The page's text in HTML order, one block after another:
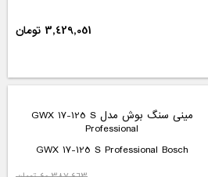
مینی فرز بوش ( مینی سنگ ) مدل gws 670
GWS 670 Bosch
ناموجود